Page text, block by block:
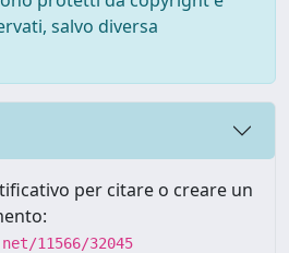
salvo diversa
per citare o creare un
11566/32045